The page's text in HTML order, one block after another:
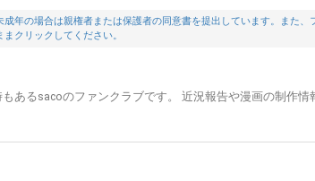
年の場合は親権者または保護者の同意書を提出しています。また、
クリックしてください。
あるsacoのファンクラブです。 近況報告や漫画の制作情